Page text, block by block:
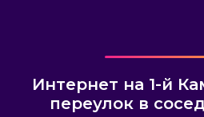
Интернет на 1-й
переулок в